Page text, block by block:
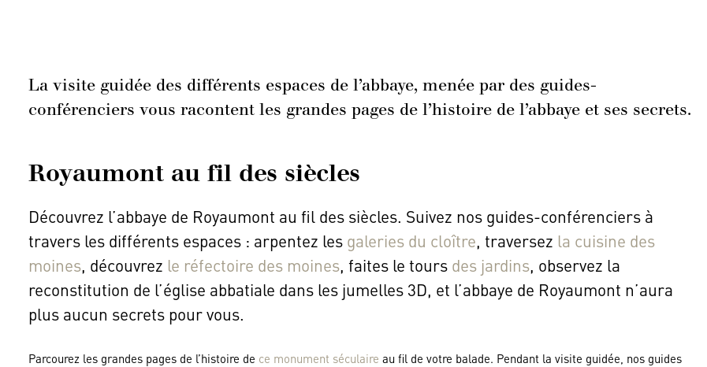
La visite guidée des différents espaces de l’abbaye, menée par des guides-
conférenciers vous racontent les grandes pages de l’histoire de l’abbaye et ses secrets.
Royaumont au fil des siècles
Découvrez l’abbaye de Royaumont au fil des siècles. Suivez nos guides-conférenciers à
travers les différents espaces : arpentez les galeries du cloître, traversez la cuisine des
moines, découvrez le réfectoire des moines, faites le tours des jardins, observez la
reconstitution de l’église abbatiale dans les jumelles 3D, et l’abbaye de Royaumont n’aura
plus aucun secrets pour vous.
Parcourez les grandes pages de l’histoire de ce monument séculaire au fil de votre balade. Pendant la visite guidée, nos guides